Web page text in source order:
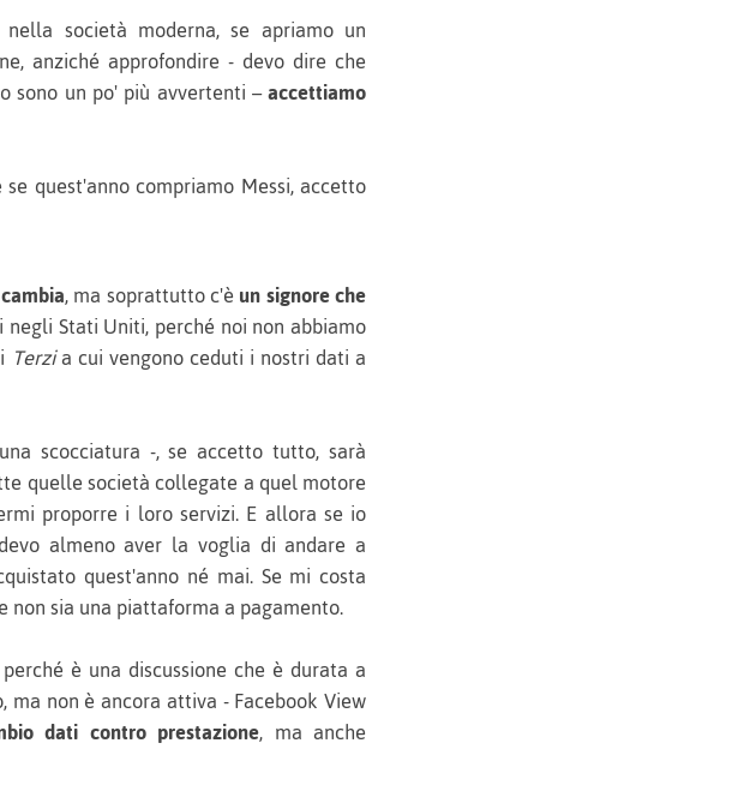
società moderna, se apriamo un
anziché approfondire - devo dire che
sono un po' più avvertenti –accettiamo
quest'anno compriamo Messi, accetto
, ma soprattutto c'èun signore che
Stati Uniti, perché noi non abbiamo
Terzia cui vengono ceduti i nostri dati a
scocciatura -, se accetto tutto, sarà
quelle società collegate a quel motore
proporre i loro servizi. E allora se io
almeno aver la voglia di andare a
quest'anno né mai. Se mi costa
sia una piattaforma a pagamento.
è una discussione che è durata a
non è ancora attiva - Facebook View
dati contro prestazione, ma anche